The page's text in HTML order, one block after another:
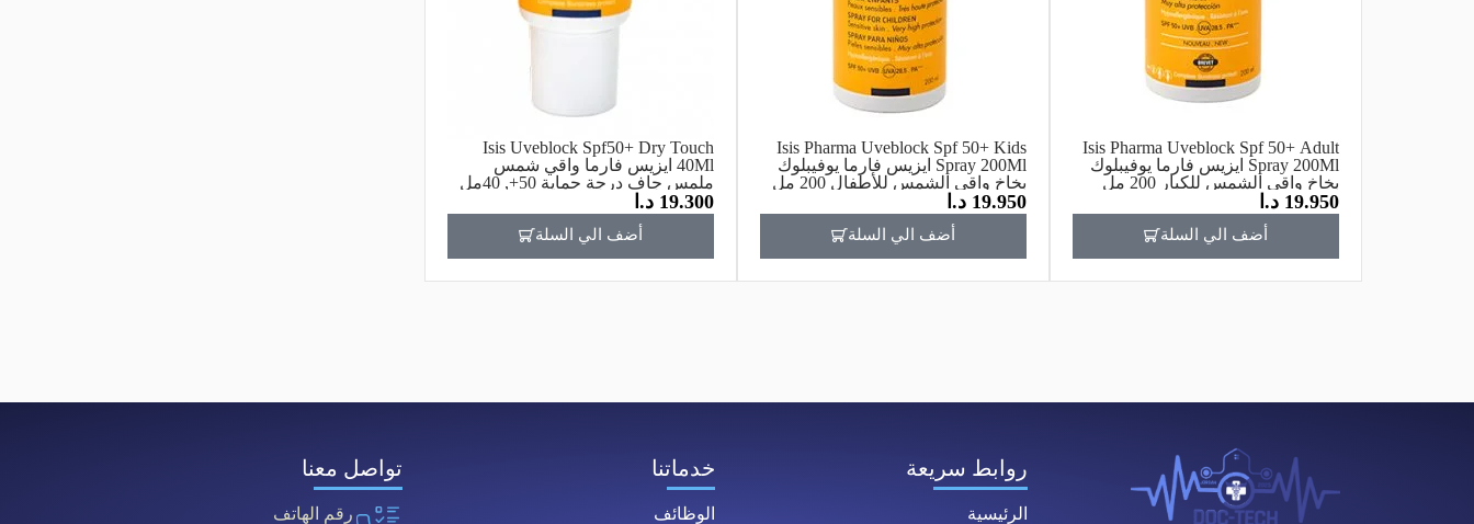
Isis Pharma Uveblock Spf 50+ Adult
Spray 200Ml ايزيس فارما يوفيبلوك
بخاخ واقي الشمس للكبار 200 مل
19.950 د.ا
أضف الي السلة
Isis Pharma Uveblock Spf 50+ Kids
Spray 200Ml ايزيس فارما يوفيبلوك
بخاخ واقي الشمس للأطفال 200 مل
19.950 د.ا
أضف الي السلة
Isis Uveblock Spf50+ Dry Touch
40Ml ايزيس فارما واقي شمس
ملمس جاف درجة حماية 50+, 40مل
19.300 د.ا
أضف الي السلة
روابط سريعة
الرئيسية
خدماتنا
الوظائف
تواصل معنا
رقم الهاتف